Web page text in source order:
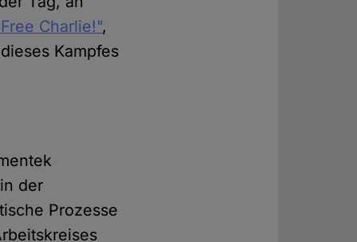
Charlie!",
Kampfes
der
Prozesse